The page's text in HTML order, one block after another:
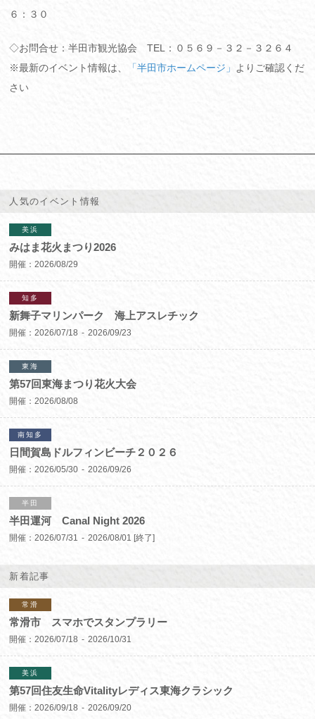
６：３０
◇お問合せ：半田市観光協会 TEL：０５６９－３２－３２６４
※最新のイベント情報は、
「半田市ホームページ」 よりご確認くだ
さい
人気のイベント情報
美浜
みはま花火まつり2026
開催：2026/08/29
知多
新舞子マリンパーク 海上アスレチック
開催：2026/07/18 2026/09/23
東海
第57回東海まつり花火大会
開催：2026/08/08
南知多
日間賀島ドルフィンビーチ２０２６
開催：2026/05/30 2026/09/26
半田
半田運河 Canal Night 2026
開催： 2026/07/31 2026/08/01 [終了]
新着記事
常滑
常滑市 スマホでスタンプラリー
開催： 2026/07/18 2026/10/31
美浜
第57回住友生命Vitalityレディス東海クラシック
開催：2026/09/18 2026/09/20